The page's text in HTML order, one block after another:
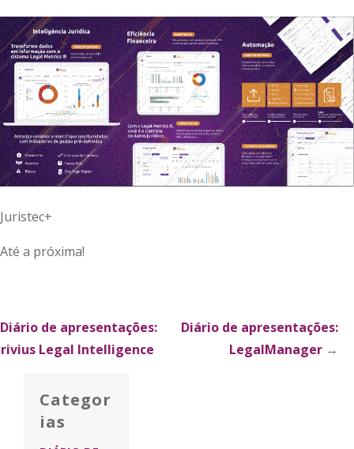
Juristec+
Até a próxima!
Diário de apresentações:
Legal Intelligence
Diário de apresentações:
LegalManager →
Categor
ias